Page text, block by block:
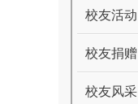
校友活动
校友捐赠
校友风采